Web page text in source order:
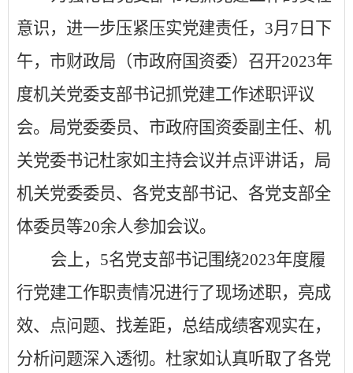
意识，进一步压紧压实党建责任， 3月 7 日下
午，市财政局（市政府国资委）召开2023年
度机关党委支部书记抓党建工作述职评议
会。局党委委员、市政府国资委副主任、机
关党委书记杜家如主持会议并点评讲话，局
机关党委委员、各党支部书记、各党支部全
体委员等20余人参加会议。
会上， 5名党支部书记围绕2023年度履
行党建工作职责情况进行了现场述职，亮成
效、点问题、找差距，总结成绩客观实在，
分析问题深入透彻。杜家如认真听取了各党